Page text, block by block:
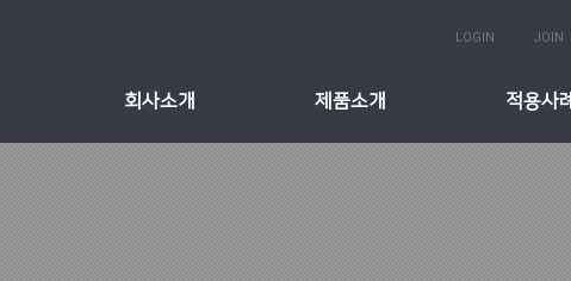
LOGIN JOIN
회사소개 제품소개 적용사례